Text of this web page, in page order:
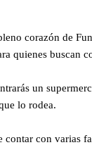
corazón de
quienes buscan
un
lo rodea.
con varias